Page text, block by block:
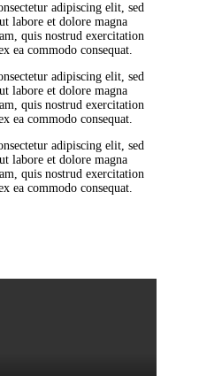
adipiscing elit, sed
labore et dolore magna
quis nostrud exercitation
ea commodo consequat.
adipiscing elit, sed
labore et dolore magna
quis nostrud exercitation
ea commodo consequat.
adipiscing elit, sed
labore et dolore magna
quis nostrud exercitation
ea commodo consequat.